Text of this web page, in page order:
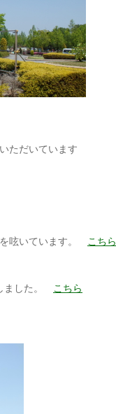
ただいています
いています。
こちら
した。 こちら